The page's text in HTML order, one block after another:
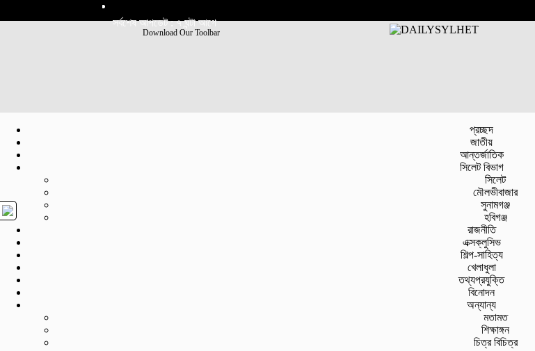
সর্বশেষ আপডেট : ৭ ঘন্টা আগে
Download Our Toolbar
প্রচ্ছদ
জাতীয়
আন্তর্জাতিক
সিলেট বিভাগ
সিলেট
মৌলভীবাজার
সুনামগঞ্জ
হবিগঞ্জ
রাজনীতি
এক্সক্লুসিভ
শিল্প-সাহিত্য
খেলাধুলা
তথ্যপ্রযুক্তি
বিনোদন
অন্যান্য
মতামত
শিক্ষাঙ্গন
চিত্র বিচিত্র